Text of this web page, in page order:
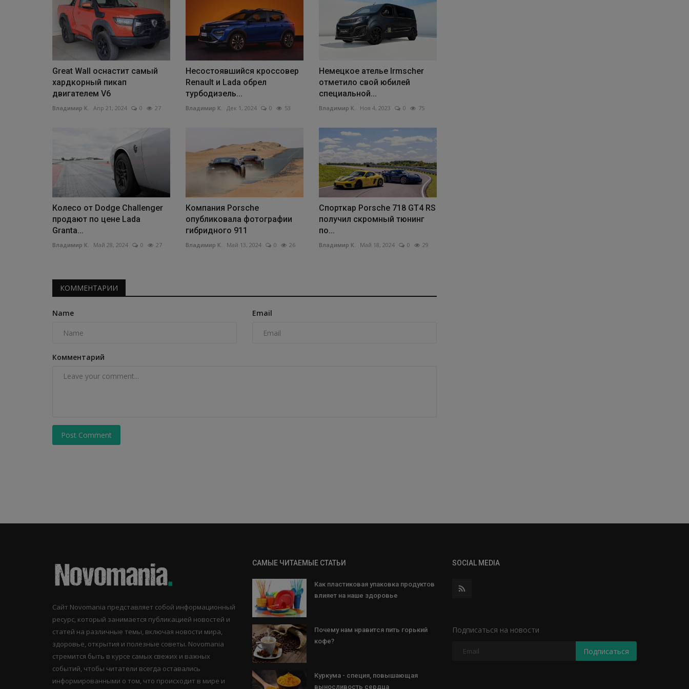
Great Wall оснастит самый
хардкорный пикап
двигателем V6
Владимир К. Апр 21, 2024 0 27
Несостоявшийся кроссовер
Renault и Lada обрел
турбодизель...
Владимир К. Дек 1, 2024 0 53
Немецкое ателье Irmscher
отметило свой юбилей
специальной...
Владимир К. Ноя 4, 2023 0 75
Колесо от Dodge Challenger
продают по цене Lada
Granta...
Владимир К. Май 28, 2024 0 27
Компания Porsche
опубликовала фотографии
гибридного 911
Владимир К. Май 13, 2024 0 26
Спорткар Porsche 718 GT4 RS
получил скромный тюнинг
по...
Владимир К. Май 18, 2024 0 29
КОММЕНТАРИИ
Name Email
Комментарий
Post Comment
Сайт Novomania представляет собой информационный
ресурс, который занимается публикацией новостей и
статей на различные темы, включая новости мира,
здоровье, открытия и полезные советы. Novomania
стремится быть в курсе самых свежих и важных
событий, чтобы читатели всегда оставались
информированными о том, что происходит в мире и
САМЫЕ ЧИТАЕМЫЕ СТАТЬИ
Как пластиковая упаковка продуктов
влияет на наше здоровье
Почему нам нравится пить горький
кофе?
Куркума - специя, повышающая
выносливость сердца
SOCIAL MEDIA
Подписаться на новости
Подписаться